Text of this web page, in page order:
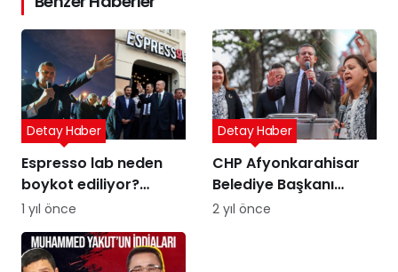
Espresso lab neden
boykot ediliyor?
Espresso Lab sahibi
kim?
Detay Haber
1 yıl önce
CHP Afyonkarahisar
Belediye Başkanı
Adayı Burcu Köksal
Detay Haber
2 yıl önce